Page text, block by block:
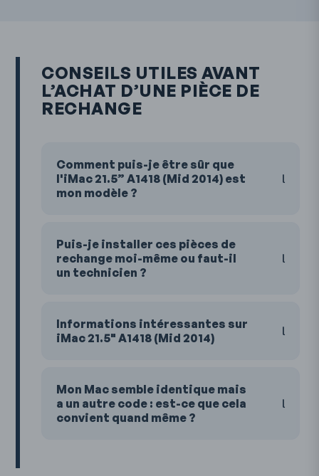
CONSEILS UTILES AVANT
L’ACHAT D’UNE PIÈCE DE
RECHANGE
Comment puis-je être sûr que
l'iMac 21.5” A1418 (Mid 2014) est
mon modèle ?
Puis-je installer ces pièces de
rechange moi-même ou faut-il
un technicien ?
Informations intéressantes sur
iMac 21.5" A1418 (Mid 2014)
Mon Mac semble identique mais
a un autre code : est-ce que cela
convient quand même ?